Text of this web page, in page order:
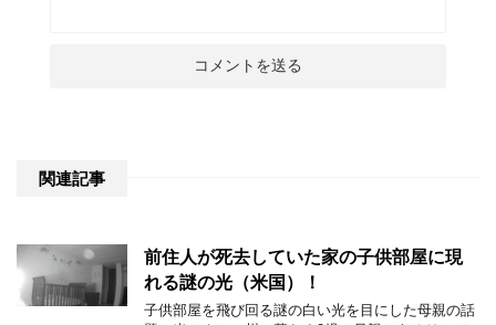
関連記事
前住人が死去していた家の子供部屋に現
れる謎の光（米国）！
子供部屋を飛び回る謎の白い光を目にした母親の話